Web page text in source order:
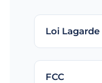
Loi Lagarde
FCC